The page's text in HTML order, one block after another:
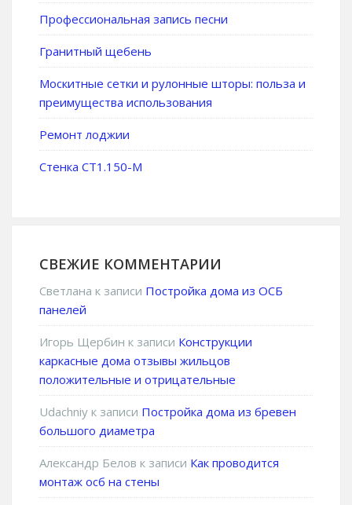
Профессиональная запись песни
Гранитный щебень
Москитные сетки и рулонные шторы: польза и
преимущества использования
Ремонт лоджии
Стенка СТ1.150-М
СВЕЖИЕ КОММЕНТАРИИ
Светлана к записи Постройка дома из ОСБ
панелей
Игорь Щербин к записи Конструкции
каркасные дома отзывы жильцов
положительные и отрицательные
Udachniy к записи Постройка дома из бревен
большого диаметра
Александр Белов к записи Как проводится
монтаж осб на стены